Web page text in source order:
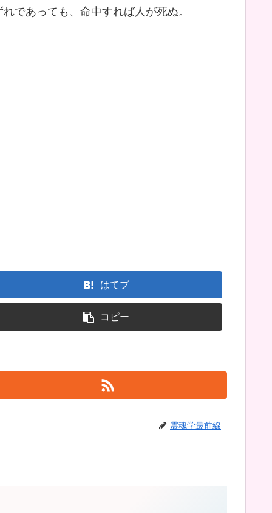
であっても、命中すれば人が死ぬ。
はてブ
コピー
霊魂学最前線